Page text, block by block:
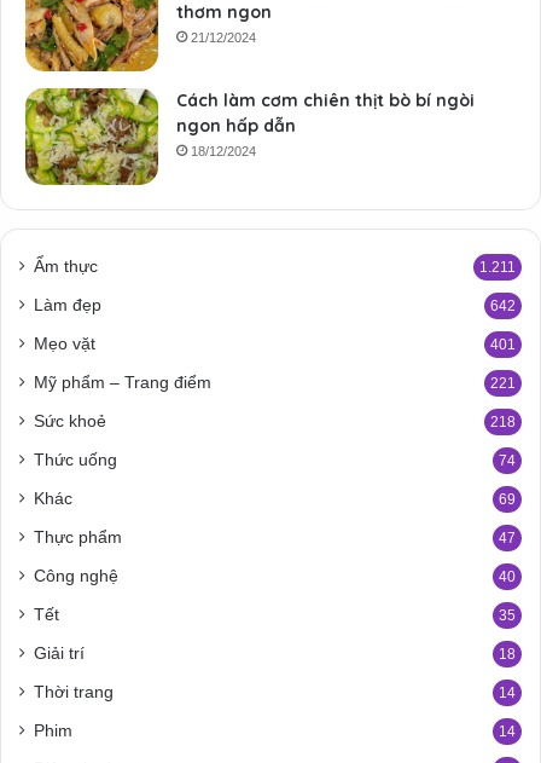
thơm ngon
21/12/2024
Cách làm cơm chiên thịt bò bí ngòi
ngon hấp dẫn
18/12/2024
Ẩm thực 1.211
Làm đẹp 642
Mẹo vặt 401
Mỹ phẩm – Trang điểm 221
Sức khoẻ 218
Thức uống 74
Khác 69
Thực phẩm 47
Công nghệ 40
Tết 35
Giải trí 18
Thời trang 14
Phim 14